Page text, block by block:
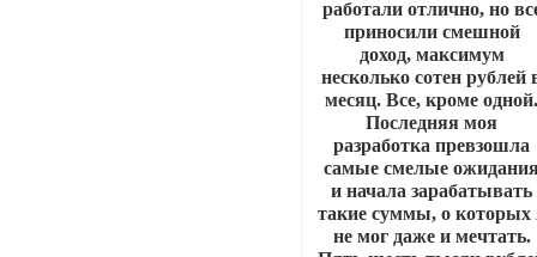
работали отлично, но
приносили смешной
доход, максимум
несколько сотен рублей
месяц. Все, кроме
Последняя моя
разработка превзошла
самые смелые
и начала зарабатывать
такие суммы, о которых
не мог даже и мечтать.